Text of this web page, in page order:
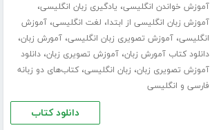
آموزش خواندن انگلیسی، یادگیری زبان انگلیسی،
آموزش زبان انگلیسی از ابتدا، لغت انگلیسی،آموزش
انگلیسی،آموزش تصویری زبان انگلیسی،آمورش زبان،
دانلود کتاب آمورش زبان،آموزش تصویری زبان،دانلود
آموزش تصویری زبان، زبان انگلیسی،کتاب‌های دو زبانه
فارسی و انگلیسی
دانلود کتاب